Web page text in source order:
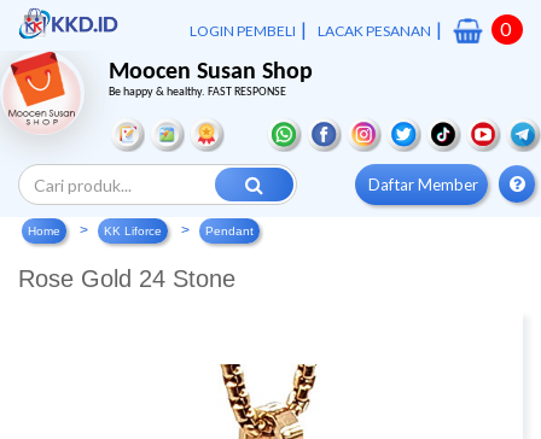
LOGIN PEMBELI | LACAK PESANAN | 0
Moocen Susan Shop
Be happy & healthy. FAST RESPONSE
Daftar Member
Home KK Liforce Pendant
Rose Gold 24 Stone